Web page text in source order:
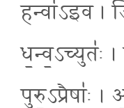
हन्वा॑ऽइव ।
ध॒न्व॒ऽच्युतः॑
पु॒रु॒ऽप्रैषाः॑ ।